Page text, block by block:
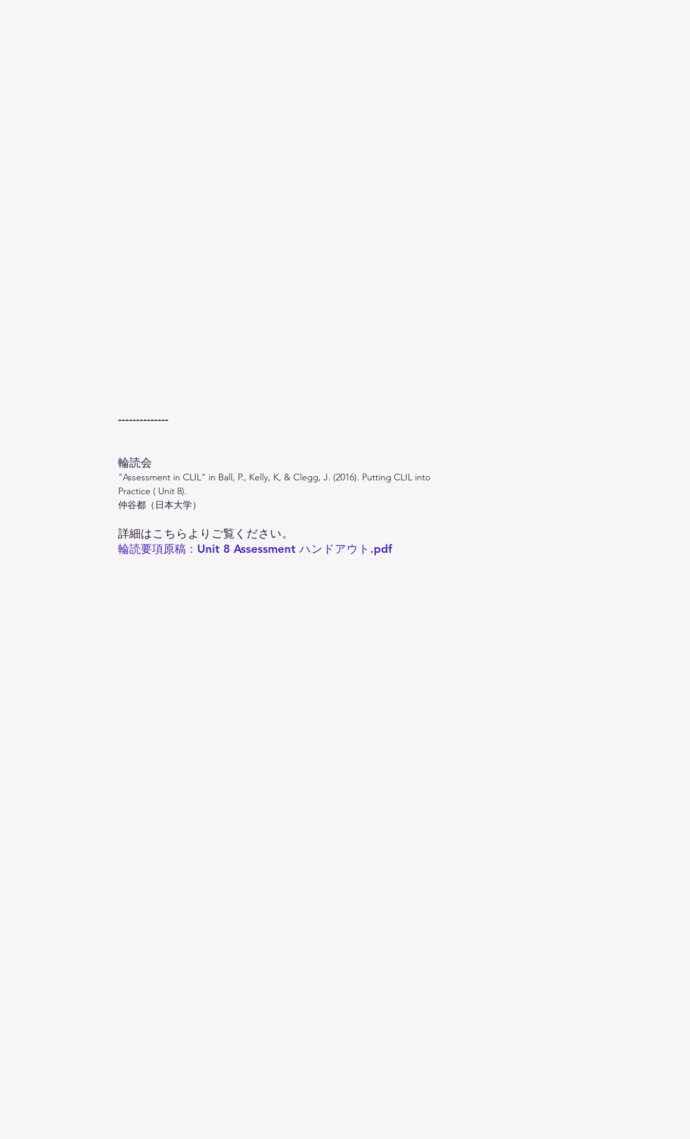
--------------
輪読会
"Assessment in CLIL" in Ball, P., Kelly, K, & Clegg, J. (2016). Putting CLIL into
Practice ( Unit 8).
仲谷都（日本大学）
詳細はこちらよりご覧ください。
輪読要項原稿：Unit 8 Assessment ハンドアウト.pdf